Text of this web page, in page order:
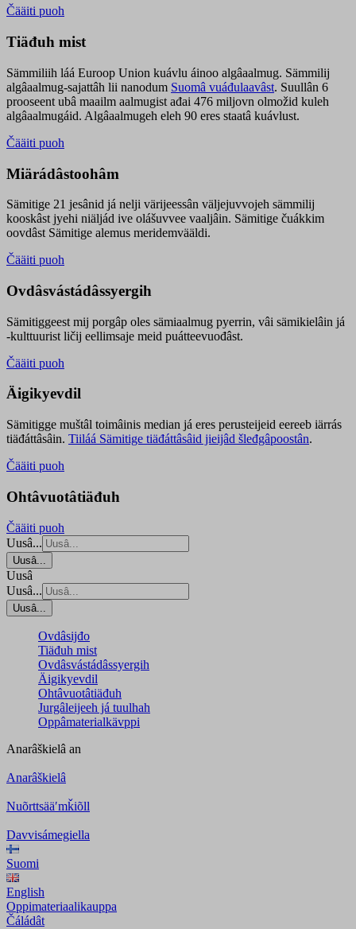
Čääiti puoh
Tiäđuh mist
Sämmiliih láá Euroop Union kuávlu áinoo algâaalmug. Sämmilij
algâaalmug-sajattâh lii nanodum Suomâ vuáđulaavâst. Suullân 6
prooseent ubâ maailm aalmugist ađai 476 miljovn olmožid kuleh
algâaalmugáid. Algâaalmugeh eleh 90 eres staatâ kuávlust.
Čääiti puoh
Miärádâstoohâm
Sämitige 21 jesânid já nelji värijeessân väljejuvvojeh sämmilij
kooskâst jyehi niäljád ive olášuvvee vaaljâin. Sämitige čuákkim
oovdâst Sämitige alemus meridemvääldi.
Čääiti puoh
Ovdâsvástádâssyergih
Sämitiggeest mij porgâp oles sämiaalmug pyerrin, vâi sämikielâin já
-kulttuurist ličij eellimsaje meid puátteevuođâst.
Čääiti puoh
Äigikyevdil
Sämitigge muštâl toimâinis median já eres perusteijeid eereeb iärrás
tiäđáttâsâin. Tiiláá Sämitige tiäđáttâsâid jieijâd šleđgâpoostân.
Čääiti puoh
Ohtâvuotâtiäđuh
Čääiti puoh
Uusâ...
Uusâ...
Uusâ
Uusâ...
Uusâ...
Ovdâsijđo
Tiäđuh mist
Ovdâsvástádâssyergih
Äigikyevdil
Ohtâvuotâtiäđuh
Jurgâleijeeh já tuulhah
Oppâmaterialkävppi
Anarâškielâ an
Anarâškielâ
Nuõrttsääʹmǩiõll
Davvisámegiella
Suomi
English
Oppimateriaalikauppa
Čáládât